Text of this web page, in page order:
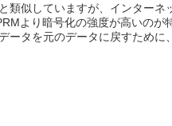
類似していますが、インター
より暗号化の強度が高いの
ータを元のデータに戻すため